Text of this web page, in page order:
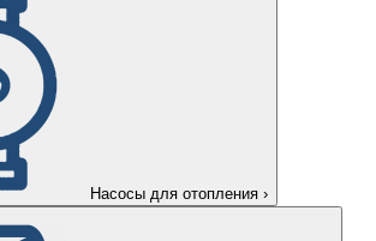
Насосы для отопления ›